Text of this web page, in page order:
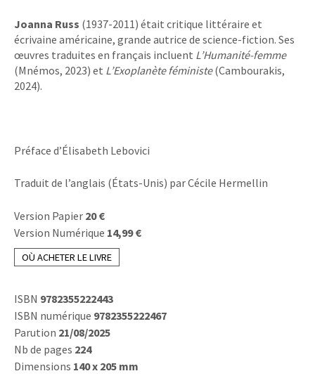
Joanna Russ (1937-2011) était critique littéraire et
écrivaine américaine, grande autrice de science-fiction. Ses
œuvres traduites en français incluent L’Humanité-femme
(Mnémos, 2023) et L’Exoplanète féministe(Cambourakis,
2024).
Préface d’Élisabeth Lebovici
Traduit de l’anglais (États-Unis) par Cécile Hermellin
Version Papier 20 €
Version Numérique 14,99 €
OÙ ACHETER LE LIVRE
ISBN 9782355222443
ISBN numérique 9782355222467
Parution 21/08/2025
Nb de pages 224
Dimensions 140 x 205 mm